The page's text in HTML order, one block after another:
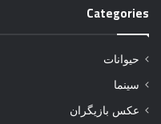
م
ی
خ
و
ر
Categories
حیوانات
سینما
عکس بازیگران